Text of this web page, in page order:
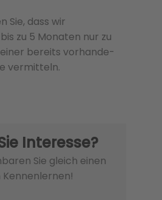
Sie, dass wir
zu 5 Monaten nur zu
bere­its vorhan­de­
ver­mit­teln.
Interesse?
Sie gleich einen